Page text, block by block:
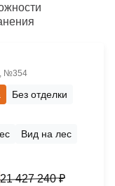
№354
Без отделки
Вид на лес
21 427 240 ₽